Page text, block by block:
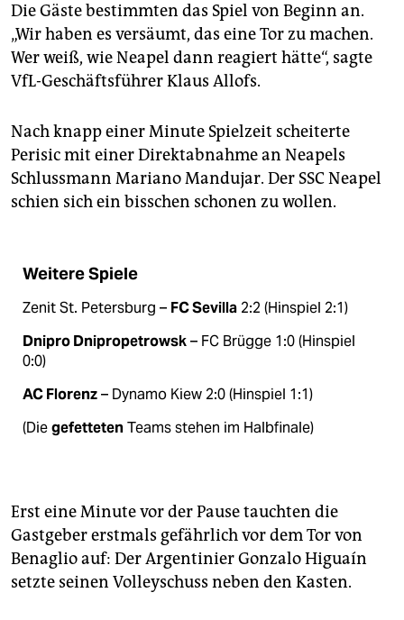
Die Gäste bestimmten das Spiel von Beginn an.
„Wir haben es versäumt, das eine Tor zu machen.
Wer weiß, wie Neapel dann reagiert hätte“, sagte
VfL-Geschäftsführer Klaus Allofs.
Nach knapp einer Minute Spielzeit scheiterte
Perisic mit einer Direktabnahme an Neapels
Schlussmann Mariano Mandujar. Der SSC Neapel
schien sich ein bisschen schonen zu wollen.
Weitere Spiele
Zenit St. Petersburg – FC Sevilla 2:2 (Hinspiel 2:1)
Dnipro Dnipropetrowsk– FC Brügge 1:0 (Hinspiel
0:0)
AC Florenz– Dynamo Kiew 2:0 (Hinspiel 1:1)
(DiegefettetenTeams stehen im Halbfinale)
Erst eine Minute vor der Pause tauchten die
Gastgeber erstmals gefährlich vor dem Tor von
Benaglio auf: Der Argentinier Gonzalo Higuaín
setzte seinen Volleyschuss neben den Kasten.